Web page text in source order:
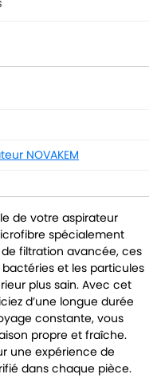
NOVAKEM
de votre aspirateur
spécialement
filtration avancée, ces
et les particules
plus sain. Avec cet
d’une longue durée
constante, vous
propre et fraîche.
une expérience de
dans chaque pièce.